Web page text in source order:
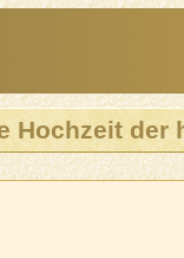
Hochzeit der